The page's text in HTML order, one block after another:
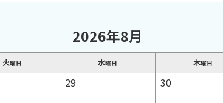
2026年8月
火曜日 水曜日 木曜日
29日 30